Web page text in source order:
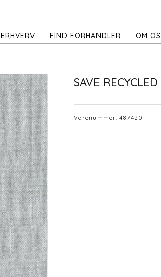
ERHVERV FIND FORHANDLER OM OS
SAVE RECYCLED
Varenummer: 487420